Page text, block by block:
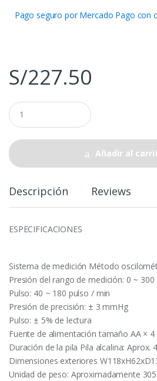
Pago seguro por Mercado Pago con
S/227.50
Q
u
a
t
i
Añadir al
Descripción Reviews
ESPECIFICACIONES
Sistema de medición Método
Presión del rango de medición: 0 ~
Pulso: 40 ~ 180 pulso / min
Presión de precisión: ± 3 mmHg
Pulso: ± 5% de lectura
Fuente de alimentación tamaño AA × 4
Duración de la pila Pila alcalina: Aprox.
Dimensiones exteriores
Unidad de peso: Aproximadamente